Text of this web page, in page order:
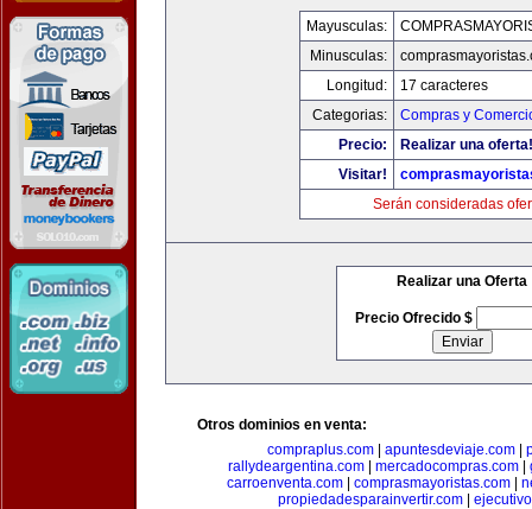
Mayusculas:
Minusculas:
Longitud:
17 caracteres
Categorias:
Compras y
Precio:
Realizar una oferta!
Visitar!
Serán consideradas
Realizar una Oferta
Precio Ofrecido $
Otros dominios en venta:
compraplus.com| apuntesdeviaje.com|
rallydeargentina.com
mercadocompras.com
carroenventa.com| comprasmayoristas.com|
propiedadesparainvertir.com